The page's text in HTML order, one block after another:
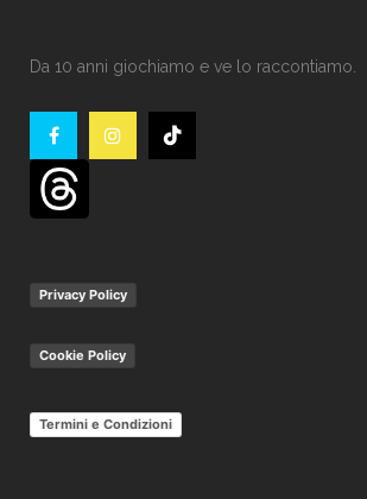
Da 10 anni giochiamo e ve lo raccontiamo.
Privacy Policy
Cookie Policy
Termini e Condizioni